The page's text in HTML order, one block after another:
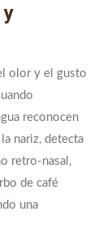
olor y el gusto
reconocen
nariz, detecta
retro-nasal,
de café
una